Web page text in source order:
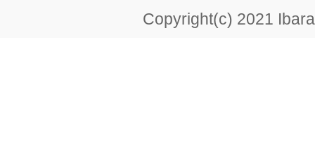
Copyright(c) 2021